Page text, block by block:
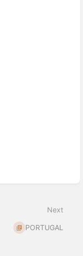
Next
PORTUGAL